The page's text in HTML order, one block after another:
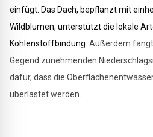
einfügt. Das Dach, bepflanzt mit
Wildblumen, unterstützt die lokale
Kohlenstoffbindung. Außerdem fängt
Gegend zunehmenden
dafür, dass die
überlastet werden.